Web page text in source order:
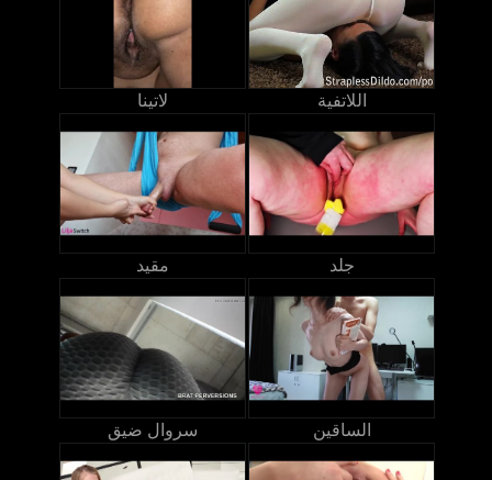
لاتينا اللاتفية
مقيد جلد
سروال ضيق الساقين